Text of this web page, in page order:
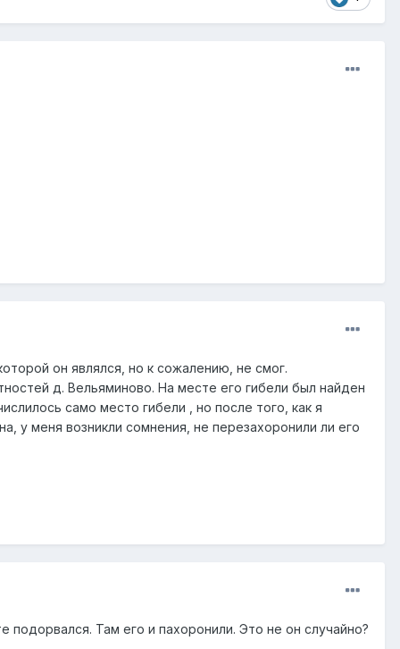
он являлся, но к сожалению, не смог.
д. Вельяминово. На месте его гибели был найден
само место гибели , но после того, как я
у меня возникли сомнения, не перезахоронили ли его
Там его и пахоронили. Это не он случайно?